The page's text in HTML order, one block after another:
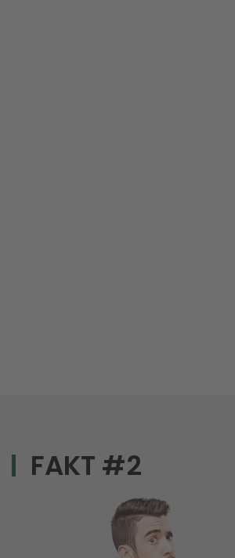
FAKT #2